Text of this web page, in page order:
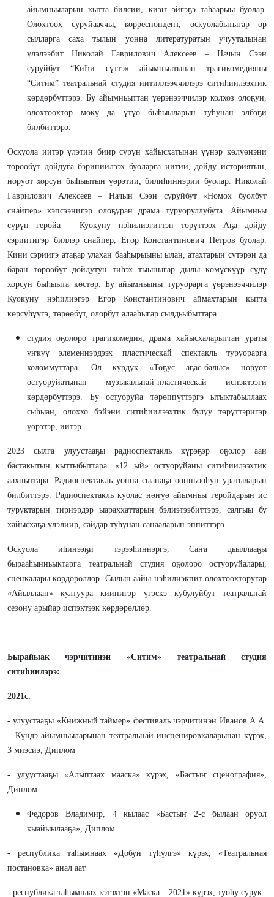
айымньыларын кытта билсии, киэҥ эйгэҕэ таһаарыы буолар.
Олохтоох суруйааччы, корреспондент, оскуолабытыгар өр
сылларга саха тылын уонна литературатын учууталынан
үлэлээбит Николай Гаврилович Алексеев – Начын Сээн
суруйбут “КиҺи сүттэ» айымньытынан трагикомедияны
“Ситим” театральнай студия иитиллээччилэрэ ситиһиилээхтик
көрдөрбүттэрэ. Бу айымньыттан үөрэнээччилэр колхоз олоҕун,
олохтоохтор мөкү да үтүө быһыыларын туһунан элбэҕи
билбиттэрэ.
Оскуола иитэр үлэтин биир сүрүн хайысхатынан үүнэр көлүөнэни
төрөөбүт дойдуга бэриниилээх буоларга иитии, дойду историятын,
норуот хорсун быһыытын үөрэтии, билиһиннэрии буолар. Николай
Гаврилович Алексеев – Начын Сээн суруйбут «Номох буолбут
снайпер» кэпсээнигэр олоҕуран драма туруоруллубута. Айымньы
сүрүн геройа – Куокуну нэһилиэгиттэн төрүттээх Аҕа дойду
сэриитигэр биллэр снайпер, Егор Константинович Петров буолар.
Кини сэриигэ атаҕар улахан бааһырыыны ылан, атахтарын сүтэрэн да
баран төрөөбүт дойдутун тиһэх тыыныгар дылы көмүскүүр сүдү
хорсун быһыыта көстөр. Бу айымньыны туруорарга үөрэнээччилэр
Куокуну нэһилиэгэр Егор Константинович аймахтарын кытта
көрсүһүүгэ, төрөөбүт, олорбут алааһыгар сылдьыбыттара.
студия оҕолоро трагикомедия, драма хайысхаларыттан ураты
үҥкүү элеменнэрдээх пластическай спектакль туруорарга
холоммуттара. Ол курдук «Тоҕус аҕас-балыс» норуот
остуоруйатынан музыкальнай-пластическай испэктээги
көрдөрбүттэрэ. Бу остуоруйа төрөппүттэргэ ытыктабыллаах
сыһыан, олоххо бэйэни ситиһиилээхтик булуу төрүттэригэр
үөрэтэр, иитэр.
2023 сылга улуустааҕы радиоспектакль күрэҕэр оҕолор аан
бастакытын кыттыбыттара. «12 ый» остуоруйаны ситиһиилээхтик
аахпыттара. Радиоспектакль уонна сыанаҕа оонньооһун уратыларын
билбиттэрэ. Радиоспектакль куолас нөҥүө айымньы геройдарын ис
туруктарын тириэрдэр ыараххаттарын бэлиэтээбиттэрэ, салгыы бу
хайысхаҕа үлэлиир, сайдар туһунан санааларын эппиттэрэ.
Оскуола иһинээҕи тэрээһиннэргэ, Саҥа дьыллааҕы
бырааһынньыктарга театральнай студия оҕолоро остуоруйалары,
сценкалары көрдөрөллөр. Сылын аайы нэһилиэкпит олохтоохторугар
«Айыллаан» култуура киинигэр үгэскэ кубулуйбут театральнай
сезону арыйар испэктээк көрдөрөллөр.
Бырайыак чэрчитинэн «Ситим» театральнай студия
ситиһиилэрэ:
2021с.
- улуустааҕы «Книжный таймер» фестиваль чэрчитинэн Иванов А.А.
– Күндэ айымньыларынан театральнай инсценировкаларынан күрэх,
3 миэсиэ, Диплом
- улуустааҕы «Алыптаах мааска» күрэх, «Бастыҥ сценография»,
Диплом
Федоров Владимир, 4 кылаас «Бастыҥ 2-с былаан оруол
кыайыылааҕа», Диплом
- республика таһымнаах «Добун түһүлгэ» күрэх, «Театральная
постановка» анал аат
- республика таһымнаах кэтэхтэн «Маска – 2021» күрэх, туоһу сурук